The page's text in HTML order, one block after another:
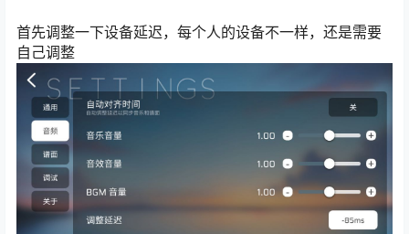
首先调整一下设备延迟，每个人的设备不一样，还是需要
自己调整